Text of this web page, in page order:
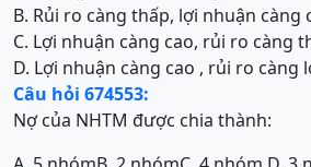
B. Rủi ro càng thấp, lợi nhuận càng
C. Lợi nhuận càng cao, rủi ro càng
D. Lợi nhuận càng cao , rủi ro càng
Câu hỏi 674553:
Nợ của NHTM được chia thành: